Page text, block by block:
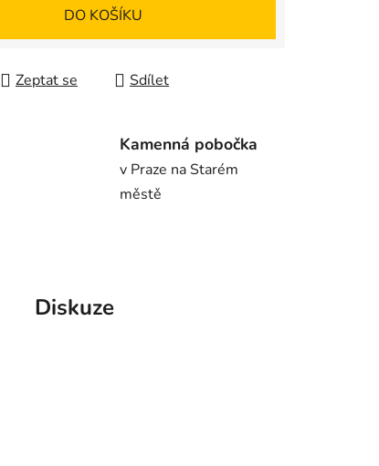
DO KOŠÍKU
Zeptat se Sdílet
Kamenná pobočka
v Praze na Starém
městě
Diskuze